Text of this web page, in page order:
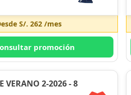
S/. 262 /mes
promoción
VERANO 2-2026 - 8